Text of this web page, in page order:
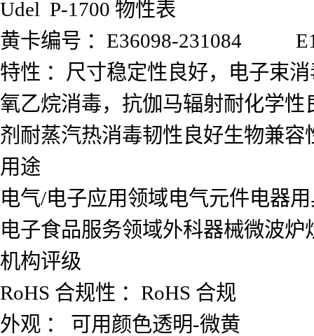
Udel P-1700 物性表
黄卡编号 ：E36098-231084
特性 ：尺寸稳定性良好，电子束
氧乙烷消毒，抗伽马辐射耐化学
剂耐蒸汽热消毒韧性良好生物兼
用途
电气/电子应用领域电气元件电器
电子食品服务领域外科器械微波
机构评级
RoHS 合规性 ：RoHS 合规
外观 ： 可用颜色透明-微黄